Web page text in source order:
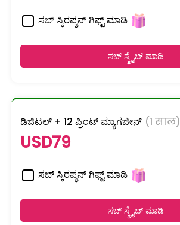
ಸಬ್ ಸ್ಕಿರಪ್ಶನ್ ಗಿಫ್ಟ್ ಮಾಡಿ
ಸಬ್ ಸ್ಕ್ರೈಬ್ ಮಾಡಿ
ಡಿಜಿಟಲ್ + 12 ಪ್ರಿಂಟ್ ಮ್ಯಾಗಜೀನ್ (1 साल)
USD79
ಸಬ್ ಸ್ಕಿರಪ್ಶನ್ ಗಿಫ್ಟ್ ಮಾಡಿ
ಸಬ್ ಸ್ಕ್ರೈಬ್ ಮಾಡಿ